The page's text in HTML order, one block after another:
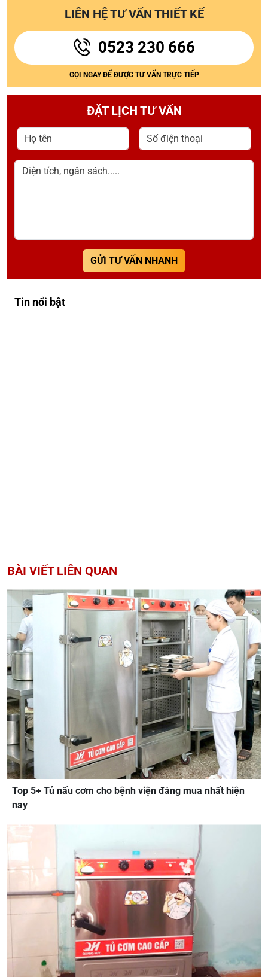
LIÊN HỆ TƯ VẤN THIẾT KẾ
0523 230 666
GỌI NGAY ĐỂ ĐƯỢC TƯ VẤN TRỰC TIẾP
ĐẶT LỊCH TƯ VẤN
Họ tên Số điện thoại
Diện tích, ngân sách.....
GỬI TƯ VẤN NHANH
Tin nổi bật
BÀI VIẾT LIÊN QUAN
Top 5+ Tủ nấu cơm cho bệnh viện đáng mua nhất hiện
nay